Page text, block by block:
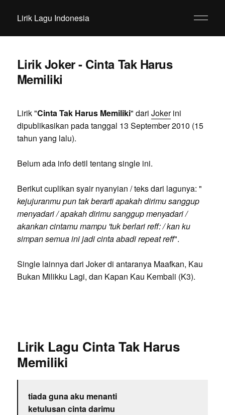
Lirik Lagu Indonesia
Lirik Joker - Cinta Tak Harus
Memiliki
Lirik "Cinta Tak Harus Memiliki" dari Jokerini
dipublikasikan pada tanggal 13 September 2010 (15
tahun yang lalu).
Belum ada info detil tentang single ini.
Berikut cuplikan syair nyanyian / teks dari lagunya: "
kejujuranmu pun tak berarti apakah dirimu sanggup
menyadari / apakah dirimu sanggup menyadari /
akankan cintamu mampu 'tuk berlari reff: / kan ku
simpan semua ini jadi cinta abadi repeat reff".
Single lainnya dari Joker di antaranya Maafkan, Kau
Bukan Milikku Lagi, dan Kapan Kau Kembali (K3).
Lirik Lagu Cinta Tak Harus
Memiliki
tiada guna aku menanti
ketulusan cinta darimu